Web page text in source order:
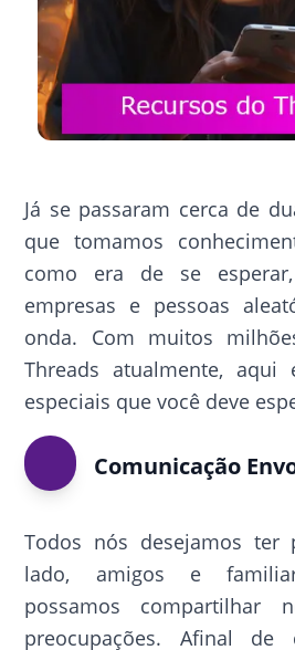
Já se passaram cerca de
que tomamos
como era de se
empresas e pessoas
onda. Com muitos
Threads atualmente, aqui
especiais que você deve
Comunicação
Todos nós desejamos ter
lado, amigos e
possamos compartilhar
preocupações. Afinal de